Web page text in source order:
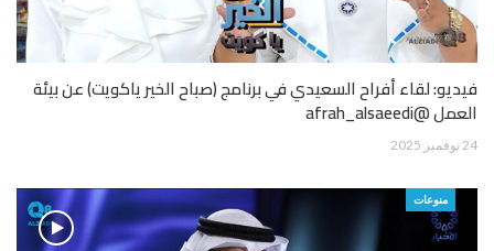
فيديو: لقاء أفراح السعيدي في برنامج (صباح الخير ياكويت) عن بيئة
العمل @afrah_alsaeedi
24 نوفمبر 2025
منوعات